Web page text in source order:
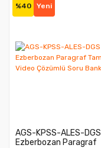
%40 Yeni
AGS-KPSS-ALES-DGS
Ezberbozan Paragraf